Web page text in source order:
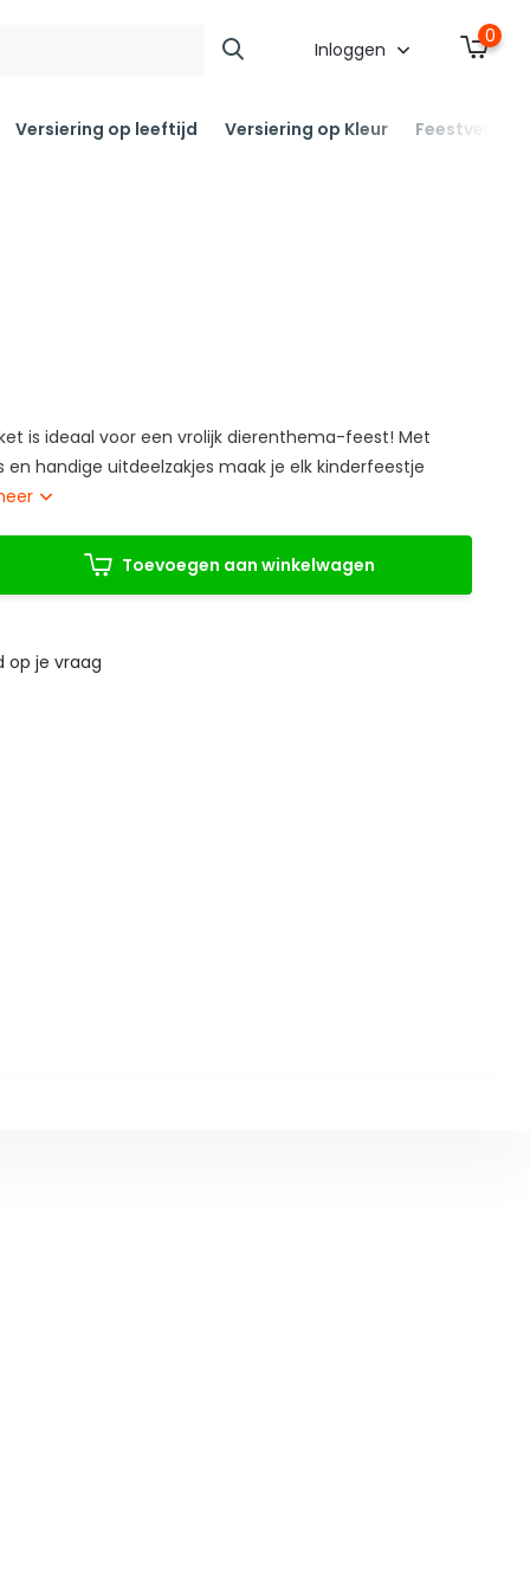
Inloggen
0
Versiering op leeftijd Versiering op Kleur
is ideaal voor een vrolijk dierenthema-feest! Met
en handige uitdeelzakjes maak je elk kinderfeestje
Toevoegen aan winkelwagen
je vraag